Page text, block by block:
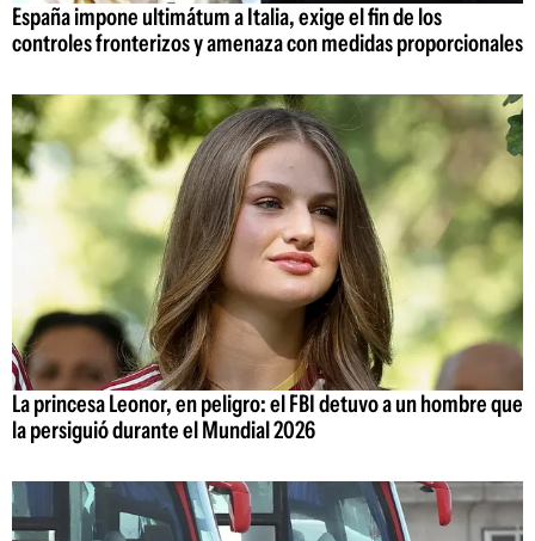
España impone ultimátum a Italia, exige el fin de los
controles fronterizos y amenaza con medidas proporcionales
La princesa Leonor, en peligro: el FBI detuvo a un hombre que
la persiguió durante el Mundial 2026